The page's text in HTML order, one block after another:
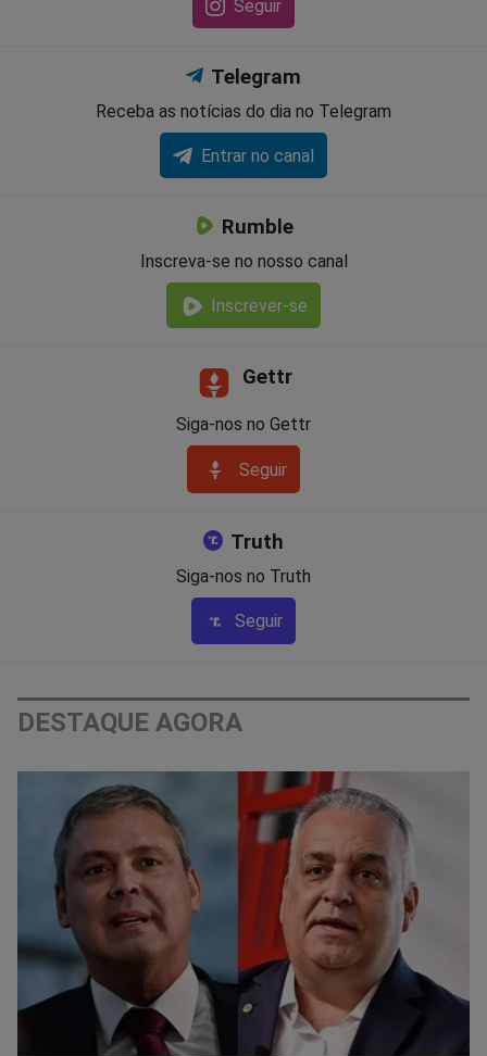
Seguir
Telegram
Receba as notícias do dia no Telegram
Entrar no canal
Rumble
Inscreva-se no nosso canal
Inscrever-se
Gettr
Siga-nos no Gettr
Seguir
Truth
Siga-nos no Truth
Seguir
DESTAQUE AGORA